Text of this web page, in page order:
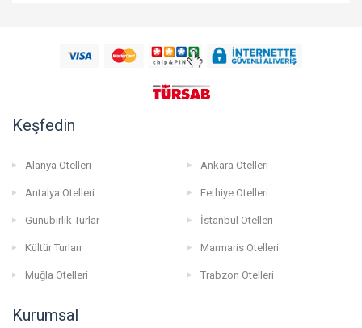
Keşfedin
Alanya Otelleri Ankara Otelleri
Antalya Otelleri Fethiye Otelleri
Günübirlik Turlar İstanbul Otelleri
Kültür Turları Marmaris Otelleri
Muğla Otelleri Trabzon Otelleri
Kurumsal